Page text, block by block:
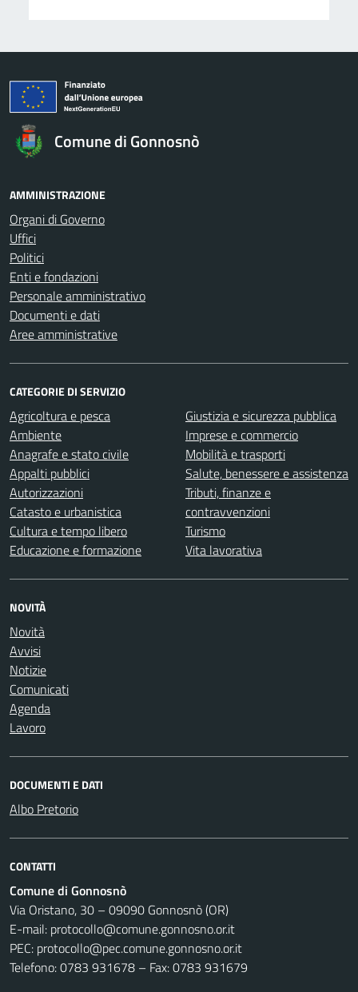
Comune di Gonnosnò
AMMINISTRAZIONE
Organi di Governo
Uffici
Politici
Enti e fondazioni
Personale amministrativo
Documenti e dati
Aree amministrative
CATEGORIE DI SERVIZIO
Agricoltura e pesca
Ambiente
Anagrafe e stato civile
Appalti pubblici
Autorizzazioni
Catasto e urbanistica
Cultura e tempo libero
Educazione e formazione
Giustizia e sicurezza pubblica
Imprese e commercio
Mobilità e trasporti
Salute, benessere e assistenza
Tributi, finanze e
contravvenzioni
Turismo
Vita lavorativa
NOVITÀ
Novità
Avvisi
Notizie
Comunicati
Agenda
Lavoro
DOCUMENTI E DATI
Albo Pretorio
CONTATTI
Comune di Gonnosnò
Via Oristano, 30 – 09090 Gonnosnò (OR)
E-mail: protocollo@comune.gonnosno.or.it
PEC: protocollo@pec.comune.gonnosno.or.it
Telefono: 0783 931678 – Fax: 0783 931679